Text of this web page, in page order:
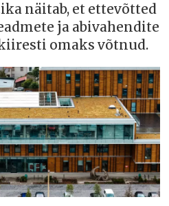
näitab, et ettevõtted
ja abivahendite
omaks võtnud.